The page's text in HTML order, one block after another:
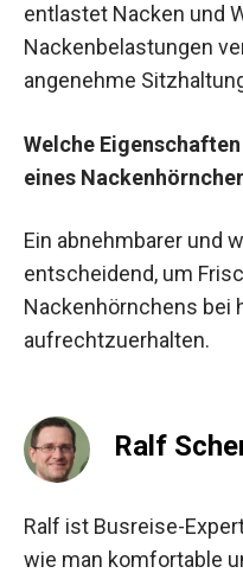
entlastet Nacken und
Nackenbelastungen
angenehme
Welche
eines
Ein abnehmbarer und
entscheidend, um
Nackenhörnchens bei
aufrechtzuerhalten.
Ralf
Ralf ist Busreise-
wie man komfortable